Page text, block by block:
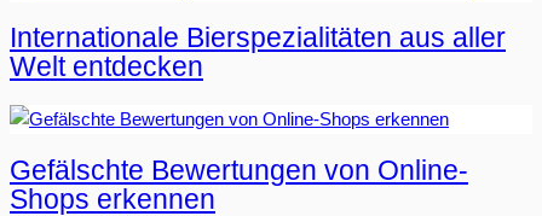
Internationale Bierspezialitäten aus aller
Welt entdecken
Gefälschte Bewertungen von Online-
Shops erkennen